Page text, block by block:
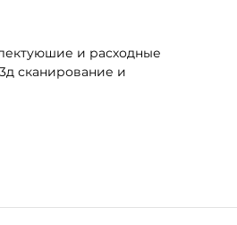
и расходные
сканирование и